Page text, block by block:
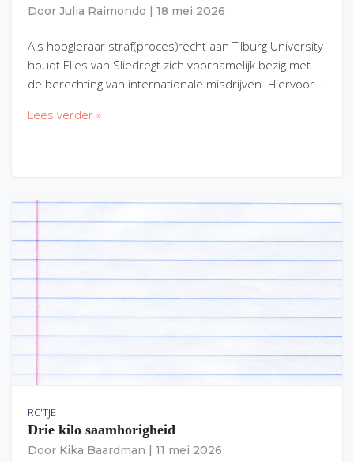
Door Julia Raimondo 18 mei 2026
Als hoogleraar straf(proces)recht aan Tilburg University
houdt Elies van Sliedregt zich voornamelijk bezig met
de berechting van internationale misdrijven. Hiervoor…
Lees verder »
RC'TJE
Drie kilo saamhorigheid
Door Kika Baardman 11 mei 2026